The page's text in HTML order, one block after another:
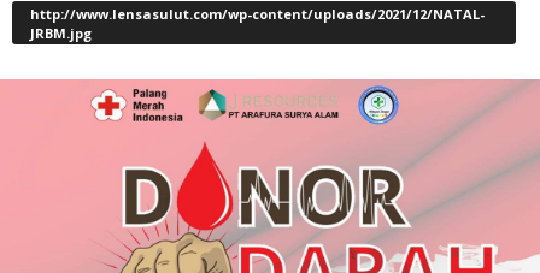
http://www.lensasulut.com/wp-content/uploads/2021/12/NATAL-
JRBM.jpg